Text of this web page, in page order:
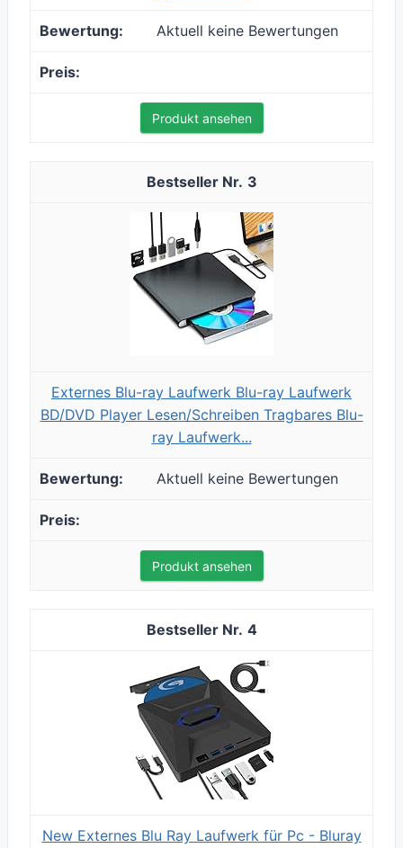
Aktuell keine Bewertungen
Produkt ansehen
3
Externes Blu-ray Laufwerk Blu-ray Laufwerk
BD/DVD Player Lesen/Schreiben Tragbares Blu-
ray Laufwerk...
Aktuell keine Bewertungen
Produkt ansehen
4
New Externes Blu Ray Laufwerk für Pc - Bluray